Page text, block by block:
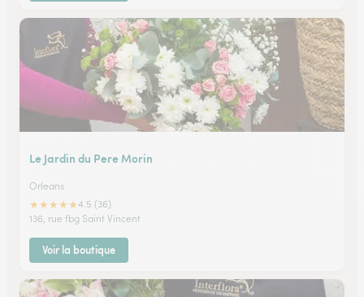
Le Jardin du Pere Morin
Orleans
★★★★★4.5 (36)
136, rue fbg Saint Vincent
Voir la boutique